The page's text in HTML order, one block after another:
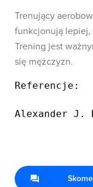
Trenujący
funkcjonują lepiej,
Trening jest
się mężczyzn.
Referencje:
Alexander J.